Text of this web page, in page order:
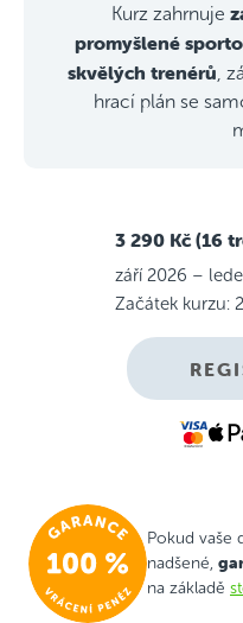
Kurz zahrnuje
promyšlené
skvělých trenérů ,
hrací plán se
3 290 Kč (16
září 2026 –
Začátek kurzu:
Pokud vaše
nadšené,
na základě